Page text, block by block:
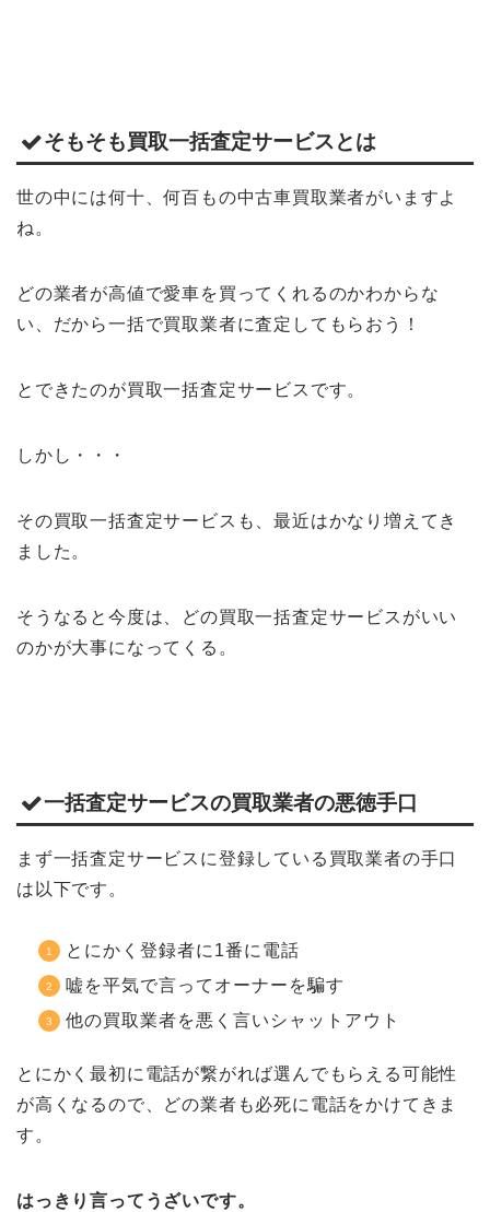
そもそも買取一括査定サービスとは
世の中には何十、何百もの中古車買取業者がいますよ
ね。
どの業者が高値で愛車を買ってくれるのかわからな
い、だから一括で買取業者に査定してもらおう！
とできたのが買取一括査定サービスです。
しかし・・・
その買取一括査定サービスも、最近はかなり増えてき
ました。
そうなると今度は、どの買取一括査定サービスがいい
のかが大事になってくる。
一括査定サービスの買取業者の悪徳手口
まず一括査定サービスに登録している買取業者の手口
は以下です。
とにかく登録者に1番に電話
嘘を平気で言ってオーナーを騙す
他の買取業者を悪く言いシャットアウト
とにかく最初に電話が繋がれば選んでもらえる可能性
が高くなるので、どの業者も必死に電話をかけてきま
す。
はっきり言ってうざいです。